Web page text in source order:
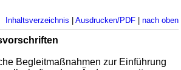
Inhaltsverzeichnis Ausdrucken/PDF| nach oben
Begleitmaßnahmen zur Einführung